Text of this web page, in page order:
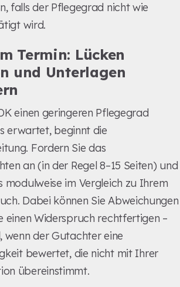
falls der Pflegegrad nicht wie
wird.
Termin: Lücken
und Unterlagen
einen geringeren Pflegegrad
erwartet, beginnt die
Fordern Sie das
an (in der Regel 8–15 Seiten) und
modulweise im Vergleich zu Ihrem
Dabei können Sie Abweichungen
einen Widerspruch rechtfertigen –
wenn der Gutachter eine
bewertet, die nicht mit Ihrer
übereinstimmt.